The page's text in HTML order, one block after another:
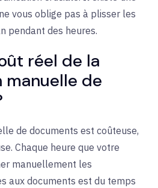
vous oblige pas à plisser les
pendant des heures.
réel de la
manuelle de
de documents est coûteuse,
Chaque heure que votre
manuellement les
aux documents est du temps